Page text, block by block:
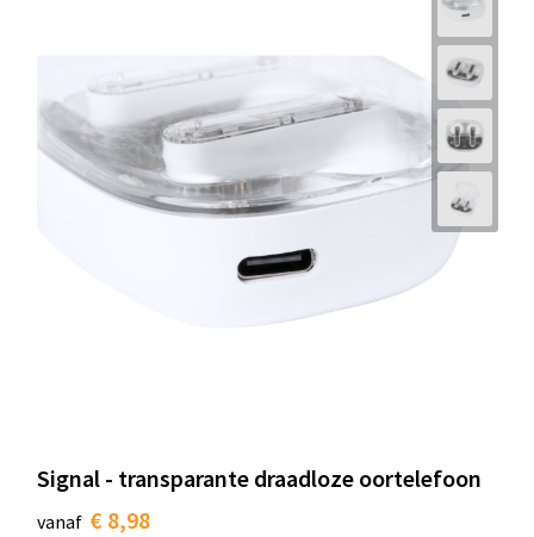
Signal - transparante draadloze oortelefoon
vanaf € 8,98